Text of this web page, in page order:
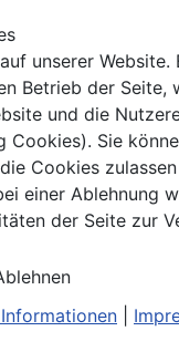
unserer Website.
Betrieb der Seite,
und die
Cookies). Sie
Cookies
einer Ablehnung
der Seite zur